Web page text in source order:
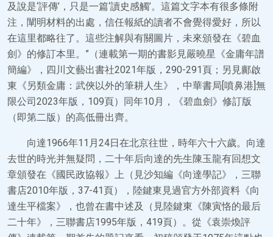
及說是‘評傳’，只是一篇‘讀史感觸’。這篇文字本有很多條附
注，闡明材料的出處，信任報紙的讀者不會覺得愛好，所以
在這里都略往了。這些注解與有關圖片，未來頒發在《碧血
劍》的修訂本里。”（連載第一期的書影見嚴曉星《金庸年譜
簡編》，四川文藝出書社2021年版，290-291頁；另見鄺啟
東《另類金庸：武俠以外的筆耕人生》，中華書局[噴鼻港]無
限公司2023年版，109頁）同年10月，《碧血劍》修訂版
（即第二版）的高低冊出齊。
向達1966年11月24日在北京往世，時年六十六歲。向達
去世的時光并無疑問，二十年后向達的先生陳玉龍有回想文
章頒發在《國民政協報》上（見沙知編《向達學記》，三聯
書店2010年版，37-41頁），陸鍵東見過官方外部資料《向
達生平檔案》，也曾在書中述及（見陸鍵東《陳寅恪的最后
二十年》，三聯書店1995年版，419頁）。從《袁崇煥評